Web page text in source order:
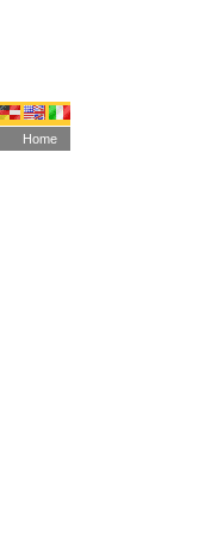
Home